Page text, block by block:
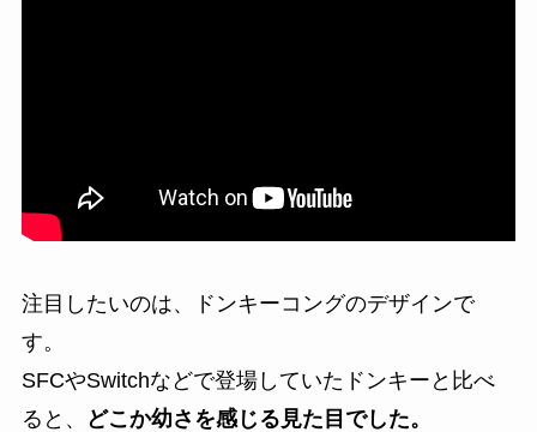
注目したいのは、ドンキーコングのデザインで
す。
SFCやSwitchなどで登場していたドンキーと比べ
ると、
どこか幼さを感じる見た目でした。